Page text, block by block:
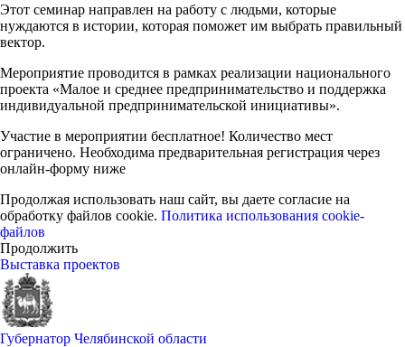
Этот семинар направлен на работу с людьми, которые
нуждаются в истории, которая поможет им выбрать правильный
вектор.
Мероприятие проводится в рамках реализации национального
проекта «Малое и среднее предпринимательство и поддержка
индивидуальной предпринимательской инициативы».
Участие в мероприятии бесплатное! Количество мест
ограничено. Необходима предварительная регистрация через
онлайн-форму ниже
Продолжая использовать наш сайт, вы даете согласие на
обработку файлов cookie. Политика использования cookie-
файлов
Продолжить
Выставка проектов
Губернатор Челябинской области